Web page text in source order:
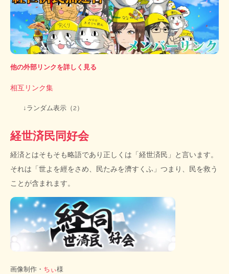
他の外部リンクを詳しく見る
相互リンク集
↓ランダム表示（2）
経世済民同好会
経済とはそもそも略語であり正しくは「経世済民」と言います。
それは「世よを經をさめ、民たみを濟すくふ」つまり、民を救う
ことが含まれます。
画像制作・ ちぃ様